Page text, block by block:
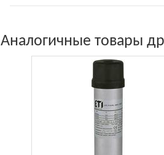
Аналогичные товары